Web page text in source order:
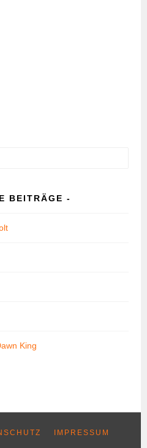
BEITRÄGE
King
IMPRESSUM